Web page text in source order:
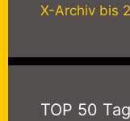
X-Archiv bis
TOP 50